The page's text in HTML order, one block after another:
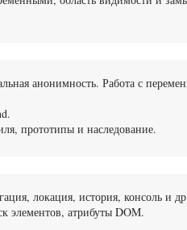
анонимность. Работа с
прототипы и наследование.
локация, история, консоль и
элементов, атрибуты DOM.